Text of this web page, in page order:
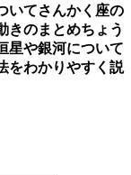
いてさんかく座の
きのまとめちょう
や銀河について
をわかりやすく説